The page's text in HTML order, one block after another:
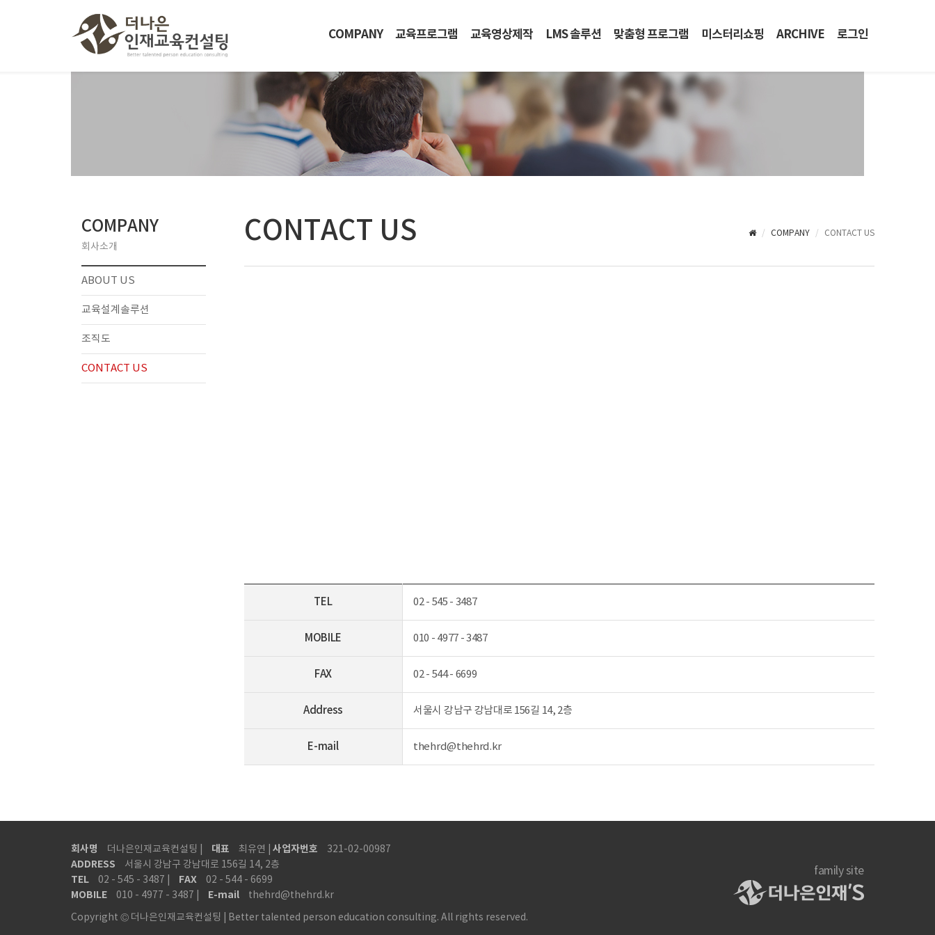
COMPANY 교육프로그램 교육영상제작 LMS 솔루션 맞춤형 프로그램 미스터리쇼핑 ARCHIVE 로그인
COMPANY
회사소개
ABOUT US
교육설계솔루션
조직도
CONTACT US
CONTACT US COMPANY CONTACT US
TEL 02 - 545 - 3487
MOBILE 010 - 4977 - 3487
FAX 02 - 544 - 6699
Address 서울시 강남구 강남대로 156길 14, 2층
E-mail thehrd@thehrd.kr
회사명 더나은인재교육컨설팅 | 대표 최유연 | 사업자번호 321-02-00987
ADDRESS 서울시 강남구 강남대로 156길 14, 2층
TEL 02 - 545 - 3487 | FAX 02 - 544 - 6699
MOBILE 010 - 4977 - 3487 | E-mail
thehrd@thehrd.kr
Copyright © 더나은인재교육컨설팅 | Better talented person education consulting. All rights reserved.
family site